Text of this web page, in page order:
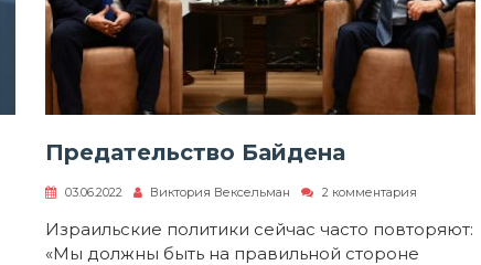
Предательство Байдена
03.06.2022 Виктория Вексельман 2 комментария
Байдена
Израильские политики сейчас часто повторяют:
«Мы должны быть на правильной стороне